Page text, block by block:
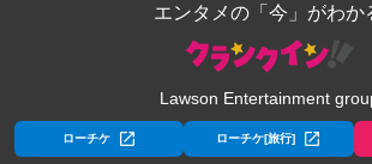
エンタメの「今」がわか
Lawson Entertainment
ローチケ ローチケ[旅行]